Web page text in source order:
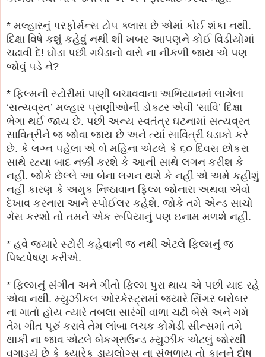
* મલ્હારનું પરફોર્મન્સ ટોપ ક્લાસ છે એમાં કોઈ શંકા નથી.
દિક્ષા વિષે કશું કહેવું નથી શી ખબર આપણને કોઈ વિડીયોમાં
ચઢાવી દે! ઘોડા પછી ગધેડાનો વારો ના નીકળી જાય એ પણ
જોવું પડે ને?
* ફિલ્મની સ્ટોરીમાં પાણી બચાવવાના અભિયાનમાં લાગેલા
‘સત્યવ્રત’ મલ્હાર પ્રાણીઓની ડોક્ટર એવી ‘સાવિ’ દિક્ષા
ભેગા થઈ જાય છે. પછી અન્ય સ્વતંત્ર ઘટનામાં સત્યવ્રત
સાવિત્રીને જ જોવા જાય છે અને ત્યાં સાવિત્રી ધડાકો કરે
છે. કે લગ્ન પહેલા એ બે મહિના એટલે કે ૬૦ દિવસ છોકરા
સાથે રહ્યા બાદ નક્કી કરશે કે આની સાથે લગન કરીશ કે
નહીં. જોકે છેલ્લે આ બેના લગન થશે કે નહીં એ અમે કહીશું
નહીં કારણ કે અમુક નિષ્ઠાવાન ફિલ્મ જોનારા અથવા એવો
દેખાવ કરનારા આને સ્પોઈલર કહેશે. જોકે તમે એન્ડ સાચો
ગેસ કરશો તો તમને એક રૂપિયાનું પણ ઇનામ મળશે નહીં.
* હવે જયારે સ્ટોરી કહેવાની જ નથી એટલે ફિલ્મનું જ
પિષ્ટપેષણ કરીએ.
* ફિલ્મનું સંગીત અને ગીતો ફિલ્મ પુરા થાય એ પછી યાદ રહે
એવા નથી. મ્યુઝીકલ ઓરકેસ્ટ્રામાં જયારે સિંગર બરોબર
ના ગાતો હોય ત્યારે તબલા સારંગી વાળા ચઢી બેસે અને ગમે
તેમ ગીત પૂરું કરાવે તેમ લાંબા લચક કોમેડી સીન્સમાં તમે
થાકી ના જાવ એટલે બેકગ્રાઉન્ડ મ્યુઝીક એટલું જોરથી
વગાડ્યું છે કે ક્યારેક ડાયલોગ્સ ના સંભળાય તો કાનને દોષ